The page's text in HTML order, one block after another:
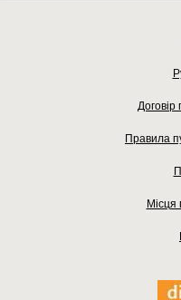
Договір
Правила
Місця